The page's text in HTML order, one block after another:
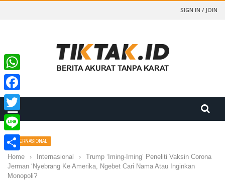
SIGN IN / JOIN
INTERNASIONAL
Home › Internasional ›
Trump ‘Iming-Iming’ Peneliti Vaksin Corona
Jerman ‘Nyebrang Ke Amerika, Ngebet Cari Nama Atau Inginkan
Monopoli?
WhatsApp
Facebook
Twitter
Line
Share